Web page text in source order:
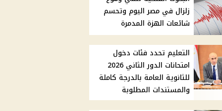
زلزال في مصر اليوم وتحسم
شائعات الهزة المدمرة
التعليم تحدد فئات دخول
امتحانات الدور الثاني 2026
للثانوية العامة بالدرجة كاملة
والمستندات المطلوبة